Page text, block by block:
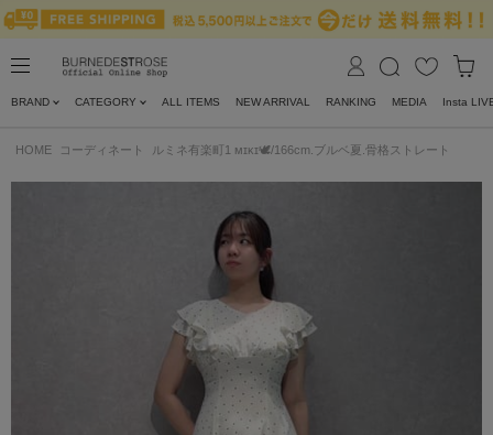
BRAND CATEGORY ALL ITEMS NEW ARRIVAL RANKING MEDIA Insta
HOME コーディネート ルミネ有楽町1 ᴍɪᴋɪ🕊/166cm.ブルベ夏.骨格ストレート